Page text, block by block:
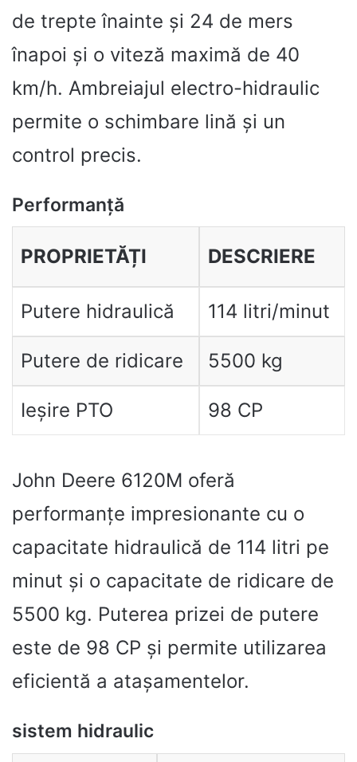
de trepte înainte și 24 de mers
înapoi și o viteză maximă de 40
km/h. Ambreiajul electro-hidraulic
permite o schimbare lină și un
control precis.
Performanță
PROPRIETĂȚI DESCRIERE
Putere hidraulică 114 litri/minut
Putere de ridicare 5500 kg
Ieșire PTO 98 CP
John Deere 6120M oferă
performanțe impresionante cu o
capacitate hidraulică de 114 litri pe
minut și o capacitate de ridicare de
5500 kg. Puterea prizei de putere
este de 98 CP și permite utilizarea
eficientă a atașamentelor.
sistem hidraulic